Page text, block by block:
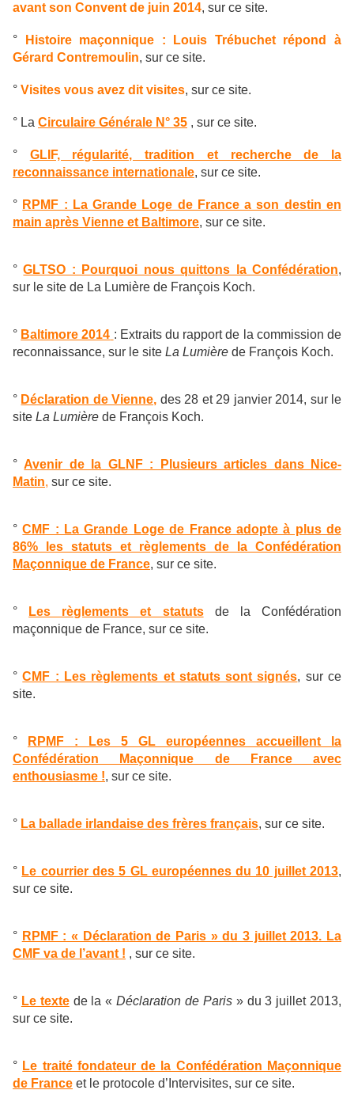
avant son Convent de juin 2014, sur ce site.
°
Histoire maçonnique : Louis Trébuchet répond à
Gérard Contremoulin, sur ce site.
° Visites vous avez dit visites, sur ce site.
° La Circulaire Générale N° 35 , sur ce site.
° GLIF, régularité, tradition et recherche de la
reconnaissance internationale, sur ce site.
° RPMF : La Grande Loge de France a son destin en
main après Vienne et Baltimore, sur ce site.
°GLTSO : Pourquoi nous quittons la Confédération,
sur le site de La Lumière de François Koch.
° Baltimore 2014 : Extraits du rapport de la commission de
reconnaissance, sur le site La Lumière de François Koch.
° Déclaration de Vienne, des 28 et 29 janvier 2014, sur le
site La Lumière de François Koch.
°Avenir de la GLNF : Plusieurs articles dans Nice-
Matin, sur ce site.
°CMF : La Grande Loge de France adopte à plus de
86% les statuts et règlements de la Confédération
Maçonnique de France, sur ce site.
° Les règlements et statutsde la Confédération
maçonnique de France, sur ce site.
°CMF : Les règlements et statuts sont signés, sur ce
site.
°
RPMF : Les 5 GL européennes accueillent la
Confédération Maçonnique de France avec
enthousiasme !, sur ce site.
° La ballade irlandaise des frères français, sur ce site.
° Le courrier des 5 GL européennes du 10 juillet 2013,
sur ce site.
° RPMF : « Déclaration de Paris » du 3 juillet 2013. La
CMF va de l’avant ! , sur ce site.
° Le textede la «Déclaration de Paris» du 3 juillet 2013,
sur ce site.
° Le traité fondateur de la Confédération Maçonnique
de France et le protocole d’Intervisites, sur ce site.